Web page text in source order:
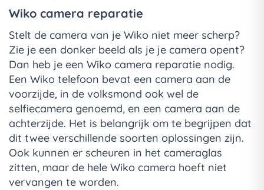
Wiko camera reparatie
Stelt de camera van je Wiko niet meer scherp?
Zie je een donker beeld als je je camera opent?
Dan heb je een Wiko camera reparatie nodig.
Een Wiko telefoon bevat een camera aan de
voorzijde, in de volksmond ook wel de
selfiecamera genoemd, en een camera aan de
achterzijde. Het is belangrijk om te begrijpen dat
dit twee verschillende soorten oplossingen zijn.
Ook kunnen er scheuren in het cameraglas
zitten, maar de hele Wiko camera hoeft niet
vervangen te worden.